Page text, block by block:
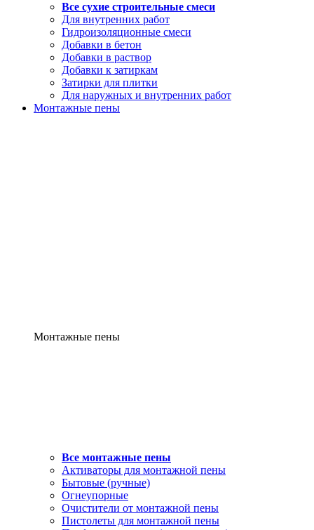
Все сухие строительные смеси
Для внутренних работ
Гидроизоляционные смеси
Добавки в бетон
Добавки в раствор
Добавки к затиркам
Затирки для плитки
Для наружных и внутренних работ
Монтажные пены
Монтажные пены
Все монтажные пены
Активаторы для монтажной пены
Бытовые (ручные)
Огнеупорные
Очистители от монтажной пены
Пистолеты для монтажной пены